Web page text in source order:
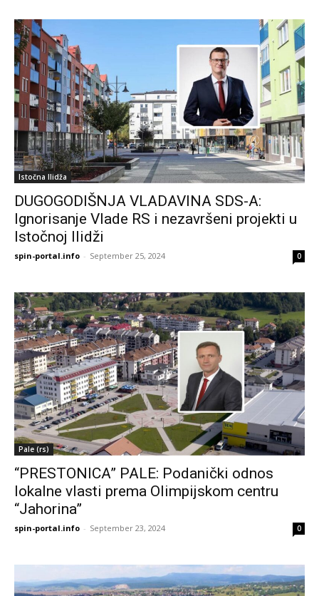
Istočna Ilidža
DUGOGODIŠNJA VLADAVINA SDS-A:
Ignorisanje Vlade RS i nezavršeni projekti u
Istočnoj Ilidži
spin-portal.info - September 25, 2024 0
Pale (rs)
“PRESTONICA” PALE: Podanički odnos
lokalne vlasti prema Olimpijskom centru
“Jahorina”
spin-portal.info - September 23, 2024 0